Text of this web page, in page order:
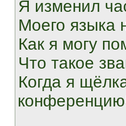
Я изменил
Моего языка
Как я могу
Что такое
Когда я